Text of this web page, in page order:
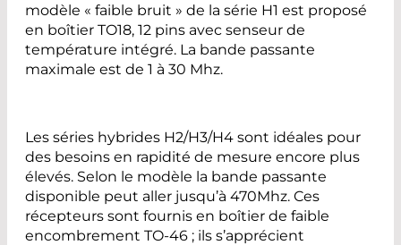
modèle « faible bruit » de la série H1 est proposé
en boîtier TO18, 12 pins avec senseur de
température intégré. La bande passante
maximale est de 1 à 30 Mhz.
Les séries hybrides H2/H3/H4 sont idéales pour
des besoins en rapidité de mesure encore plus
élevés. Selon le modèle la bande passante
disponible peut aller jusqu’à 470Mhz. Ces
récepteurs sont fournis en boîtier de faible
encombrement TO-46 ; ils s’apprécient